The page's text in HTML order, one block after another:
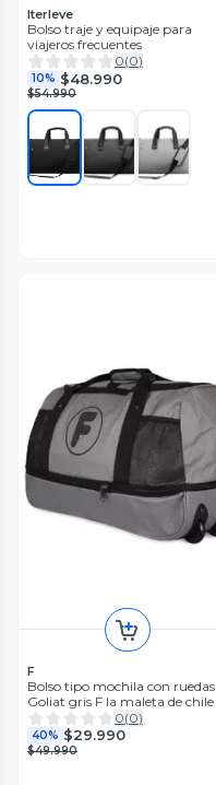
Iterleve
Bolso traje y equipaje para
viajeros frecuentes
0(0)
10% $48.990
$54.990
F
Bolso tipo mochila con ruedas
Goliat gris F la maleta de chile
0(0)
40% $29.990
$49.990